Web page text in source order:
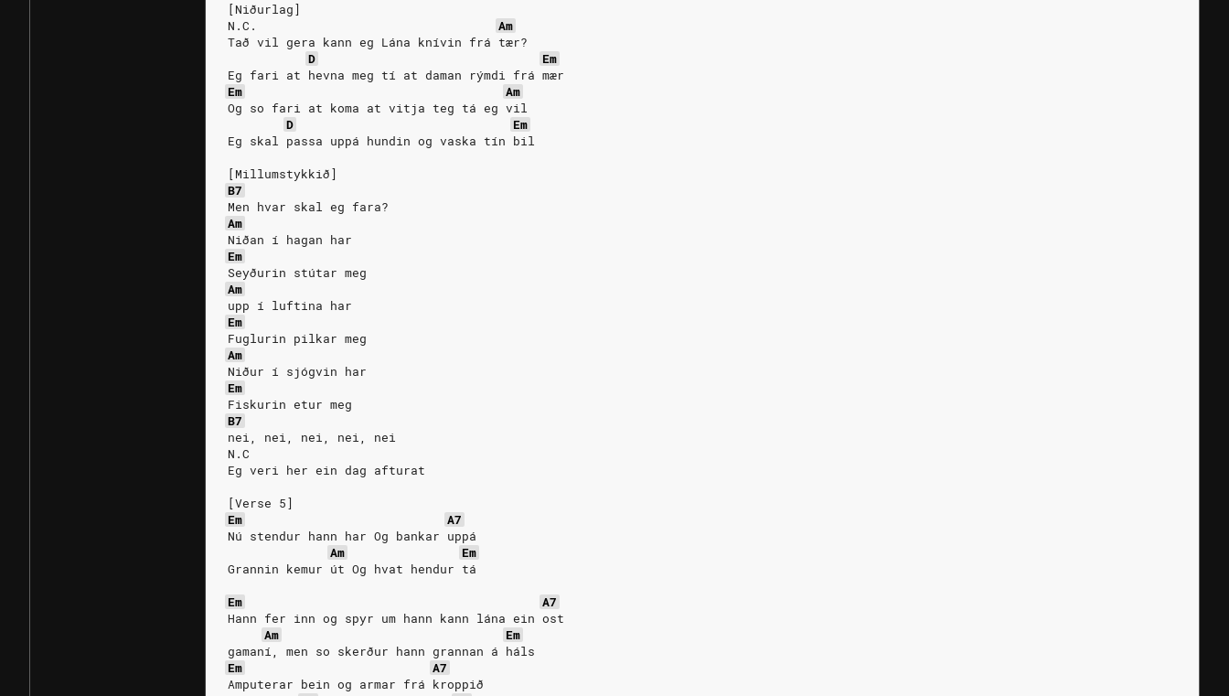
[Niðurlag]
N.C.
Am
Tað vil gera kann eg Lána knívin frá tær?
D
Em
Eg fari at hevna meg tí at daman rýmdi frá mær
Em
Am
Og so fari at koma at vitja teg tá eg vil
D
Em
Eg skal passa uppá hundin og vaska tín bil
[Millumstykkið]
B7
Men hvar skal eg fara?
Am
Niðan í hagan har
Em
Seyðurin stútar meg
Am
upp í luftina har
Em
Fuglurin pilkar meg
Am
Niður í sjógvin har
Em
Fiskurin etur meg
B7
nei, nei, nei, nei, nei
N.C
Eg veri her ein dag afturat
[Verse 5]
Em
A7
Nú stendur hann har Og bankar uppá
Am
Em
Grannin kemur út Og hvat hendur tá
Em
A7
Hann fer inn og spyr um hann kann lána ein ost
Am
Em
gamaní, men so skerður hann grannan á háls
Em
A7
Amputerar bein og armar frá kroppið